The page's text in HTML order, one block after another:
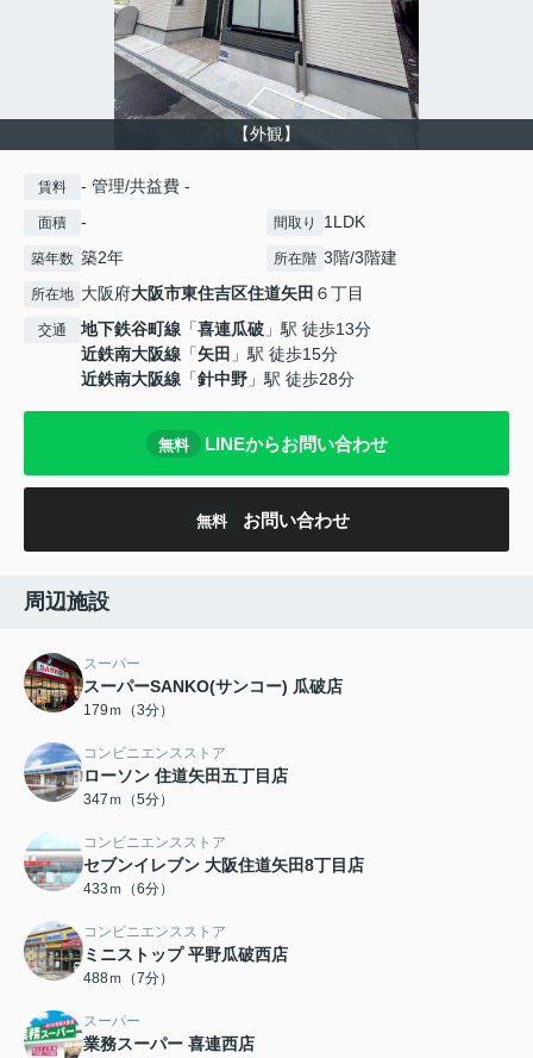
【外観】
賃料 - 管理/共益費 -
面積 - 間取り 1LDK
築年数 築2年 所在階 3階/3階建
所在地 大阪府大阪市東住吉区住道矢田 ６丁目
交通 地下鉄谷町線 「喜連瓜破 」駅 徒歩13分
近鉄南大阪線 「矢田 」駅 徒歩15分
近鉄南大阪線 「針中野 」駅 徒歩28分
無料 LINEからお問い合わせ
無料 お問い合わせ
周辺施設
スーパー
スーパーSANKO(サンコー) 瓜破店
179ｍ（3分）
コンビニエンスストア
ローソン 住道矢田五丁目店
347ｍ（5分）
コンビニエンスストア
セブンイレブン 大阪住道矢田8丁目店
433ｍ（6分）
コンビニエンスストア
ミニストップ 平野瓜破西店
488ｍ（7分）
スーパー
業務スーパー 喜連西店